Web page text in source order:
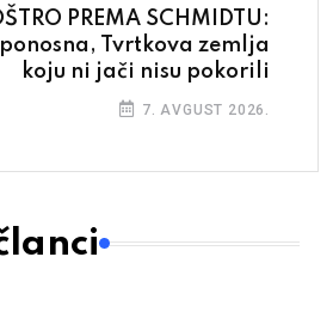
PREMA SCHMIDTU:
ponosna, Tvrtkova zemlja
koju ni jači nisu pokorili
7. AVGUST 2026.